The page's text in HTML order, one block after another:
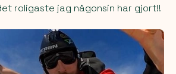
roligaste jag någonsin har gjort!!